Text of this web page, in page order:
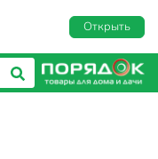
Открыть